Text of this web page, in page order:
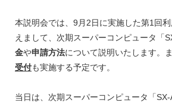
本説明会では、9月2日に実施した第1回
えまして、次期スーパーコンピュータ「
金や申請方法について説明いたします。ま
受付も実施する予定です。
当日は、次期スーパーコンピュータ「